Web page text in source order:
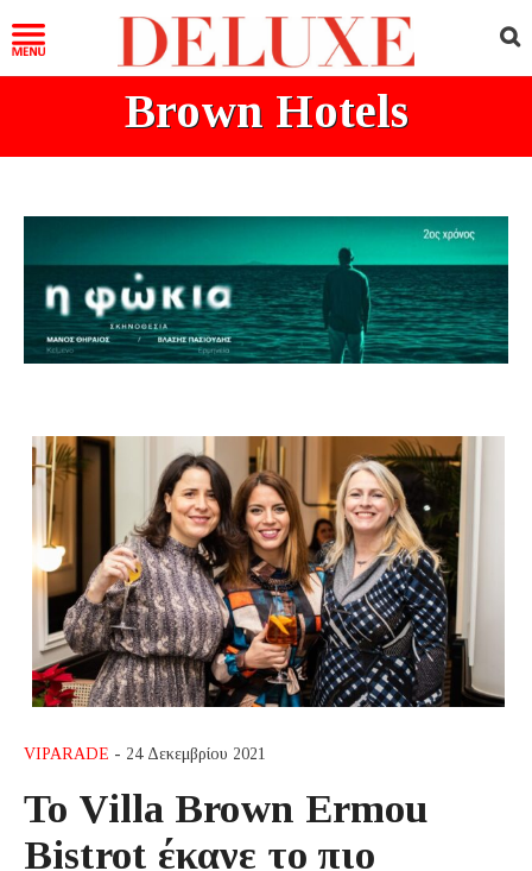
Brown Hotels
VIPARADE - 24 Δεκεμβρίου 2021
Το Villa Brown Ermou
Bistrot έκανε το πιο